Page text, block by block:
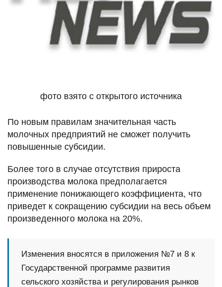
фото взято с открытого источника
По новым правилам значительная часть
молочных предприятий не сможет получить
повышенные субсидии.
Более того в случае отсутствия прироста
производства молока предполагается
применение понижающего коэффициента, что
приведет к сокращению субсидии на весь объем
произведенного молока на 20%.
Изменения вносятся в приложения №7 и 8 к
Государственной программе развития
сельского хозяйства и регулирования рынков